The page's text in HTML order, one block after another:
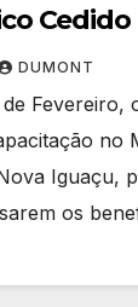
do Jota
DUMONT
Fevereiro,
no
Iguaçu,
os